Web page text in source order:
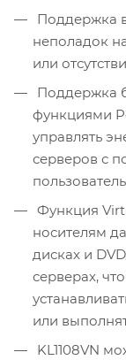
Поддержка
неполадок
или
Поддержка
функциями
управлять
серверов с
Функция
носителям
дисках и
серверах,
или
KL1108VN